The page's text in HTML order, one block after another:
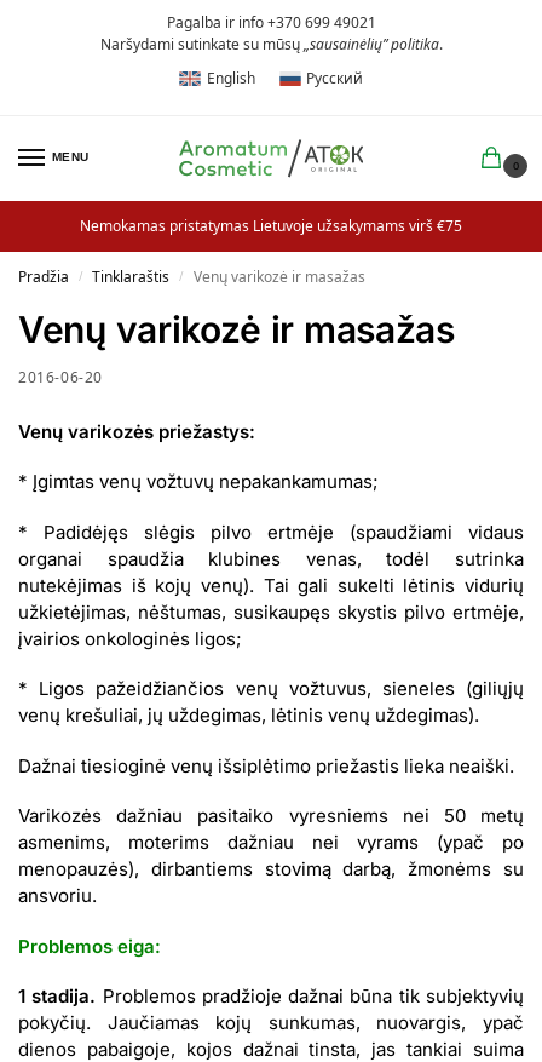
Pagalba ir info +370 699 49021
Naršydami sutinkate su mūsų„sausainėlių” politika.
English
Русский
MENU
0
Nemokamas pristatymas Lietuvoje užsakymams virš €75
Pradžia / Tinklaraštis / Venų varikozė ir masažas
Venų varikozė ir masažas
2016-06-20
Venų varikozės priežastys:
* Įgimtas venų vožtuvų nepakankamumas;
* Padidėjęs slėgis pilvo ertmėje (spaudžiami vidaus
organai spaudžia klubines venas, todėl sutrinka
nutekėjimas iš kojų venų). Tai gali sukelti lėtinis vidurių
užkietėjimas, nėštumas, susikaupęs skystis pilvo ertmėje,
įvairios onkologinės ligos;
* Ligos pažeidžiančios venų vožtuvus, sieneles (giliųjų
venų krešuliai, jų uždegimas, lėtinis venų uždegimas).
Dažnai tiesioginė venų išsiplėtimo priežastis lieka neaiški.
Varikozės dažniau pasitaiko vyresniems nei 50 metų
asmenims, moterims dažniau nei vyrams (ypač po
menopauzės), dirbantiems stovimą darbą, žmonėms su
ansvoriu.
Problemos eiga:
1 stadija. Problemos pradžioje dažnai būna tik subjektyvių
pokyčių. Jaučiamas kojų sunkumas, nuovargis, ypač
dienos pabaigoje, kojos dažnai tinsta, jas tankiai suima